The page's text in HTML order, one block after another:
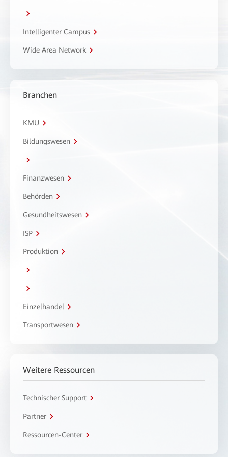
Intelligenter Campus
Wide Area Network
Branchen
KMU
Bildungswesen
Finanzwesen
Behörden
Gesundheitswesen
ISP
Produktion
Einzelhandel
Transportwesen
Weitere Ressourcen
Technischer Support
Partner
Ressourcen-Center